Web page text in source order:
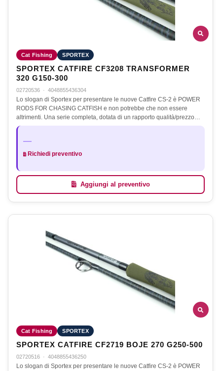
Cat Fishing SPORTEX
SPORTEX CATFIRE CF3208 TRANSFORMER
320 G150-300
02720536 · 4048855436304
Lo slogan di Sportex per presentare le nuove Catfire CS-2 è POWER
RODS FOR CHASING CATFISH e non potrebbe che non essere
altrimenti. Una serie completa, dotata di un rapporto qualità/prezzo…
—
Richiedi preventivo
Aggiungi al preventivo
Cat Fishing SPORTEX
SPORTEX CATFIRE CF2719 BOJE 270 G250-500
02720516 · 4048855436250
Lo slogan di Sportex per presentare le nuove Catfire CS-2 è POWER